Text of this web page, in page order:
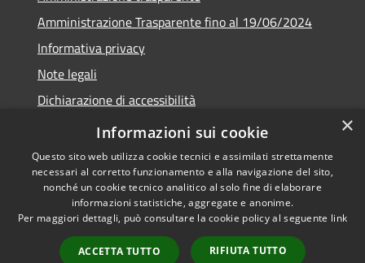
Amministrazione Trasparente fino al 19/06/2024
Informativa privacy
Note legali
Dichiarazione di accessibilità
Meccanismo di feedback
Accessibilità
Copyright © 2026 • Comune di
Lorenzago di Cadore • Powered
byMunicipium
Accesso
×
Informazioni sui cookie
Questo sito web utilizza cookie tecnici e assimilati strettamente
necessari al corretto funzionamento e alla navigazione del sito,
nonché un cookie tecnico analitico al solo fine di elaborare
informazioni statistiche, aggregate e anonime.
Per maggiori dettagli, può consultare la cookie policy al seguente link
ACCETTA TUTTO RIFIUTA TUTTO